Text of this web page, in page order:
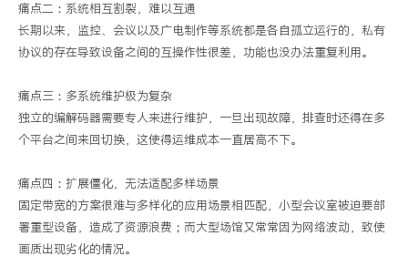
痛点二：系统相互割裂，难以互通
长期以来，监控、会议以及广电制作等系统都是各自孤立运行的，私有
协议的存在导致设备之间的互操作性很差，功能也没办法重复利用。
痛点三：多系统维护极为复杂
独立的编解码器需要专人来进行维护，一旦出现故障，排查时还得在多
个平台之间来回切换，这使得运维成本一直居高不下。
痛点四：扩展僵化，无法适配多样场景
固定带宽的方案很难与多样化的应用场景相匹配，小型会议室被迫要部
署重型设备，造成了资源浪费；而大型场馆又常常因为网络波动，致使
画质出现劣化的情况。